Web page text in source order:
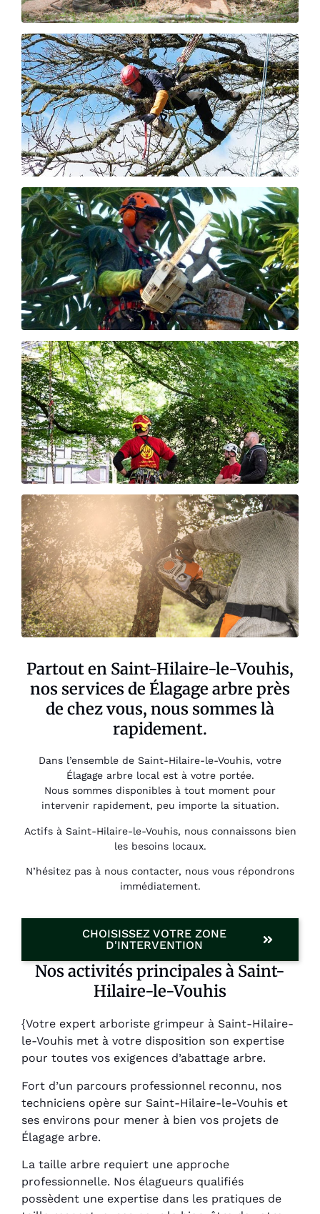
Partout en Saint-Hilaire-le-Vouhis,
nos services de Élagage arbre près
de chez vous, nous sommes là
rapidement.
Dans l’ensemble de Saint-Hilaire-le-Vouhis, votre
Élagage arbre local est à votre portée.
Nous sommes disponibles à tout moment pour
intervenir rapidement, peu importe la situation.
Actifs à Saint-Hilaire-le-Vouhis, nous connaissons bien
les besoins locaux.
N’hésitez pas à nous contacter, nous vous répondrons
immédiatement.
CHOISISSEZ VOTRE ZONE
D'INTERVENTION
Nos activités principales à Saint-
Hilaire-le-Vouhis
{Votre expert arboriste grimpeur à Saint-Hilaire-
le-Vouhis met à votre disposition son expertise
pour toutes vos exigences d’abattage arbre.
Fort d’un parcours professionnel reconnu, nos
techniciens opère sur Saint-Hilaire-le-Vouhis et
ses environs pour mener à bien vos projets de
Élagage arbre.
La taille arbre requiert une approche
professionnelle. Nos élagueurs qualifiés
possèdent une expertise dans les pratiques de